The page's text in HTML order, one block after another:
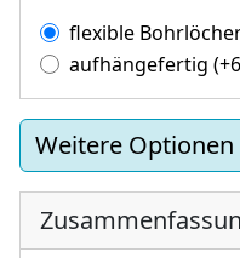
flexible
aufhängefertig (+
Weitere Optionen